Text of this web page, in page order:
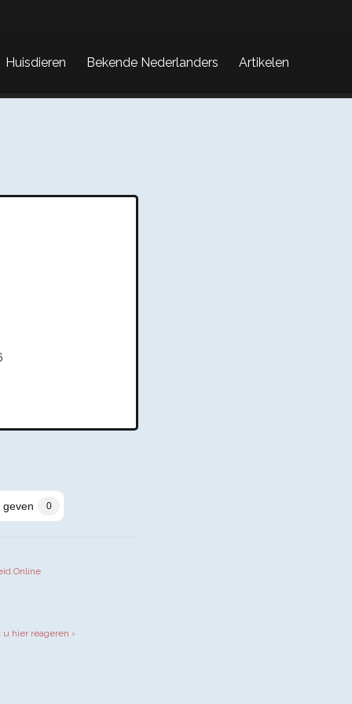
Huisdieren Bekende Nederlanders Artikelen
geven 0
hier reageren ›